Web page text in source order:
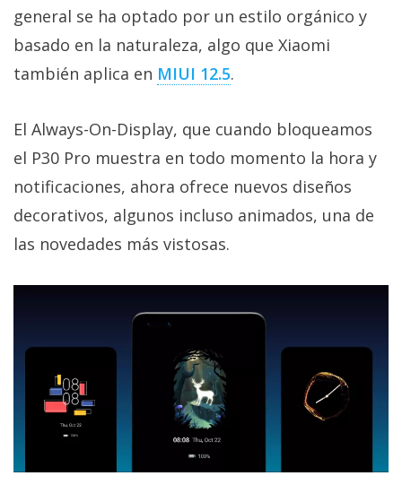
general se ha optado por un estilo orgánico y
basado en la naturaleza, algo que Xiaomi
también aplica en MIUI 12.5.
El Always-On-Display, que cuando bloqueamos
el P30 Pro muestra en todo momento la hora y
notificaciones, ahora ofrece nuevos diseños
decorativos, algunos incluso animados, una de
las novedades más vistosas.